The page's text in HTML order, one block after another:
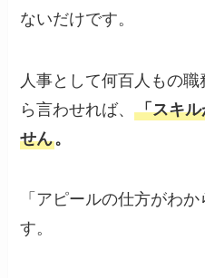
ないだけです。
人事として何百人もの
ら言わせれば、「スキ
せん。
「アピールの仕方がわ
す。